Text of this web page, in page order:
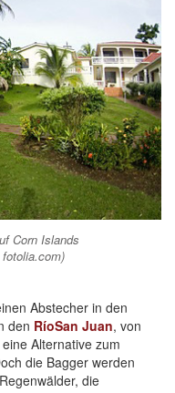
Corn Islands
Abstecher in den
den RíoSan Juan, von
Alternative zum
die Bagger werden
die